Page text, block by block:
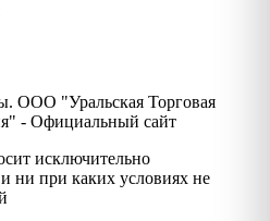
ООО "Уральская Торговая
- Официальный сайт
исключительно
ни при каких условиях не